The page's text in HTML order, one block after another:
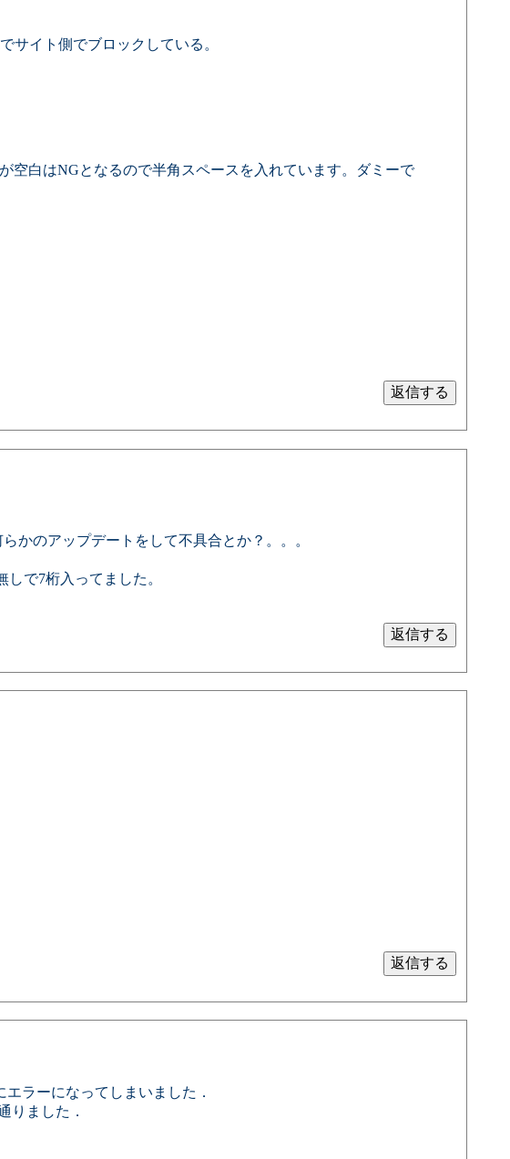
サイト側でブロックしている。
空白はNGとなるので半角スペースを入れています。ダミーで
かのアップデートをして不具合とか？。。。
で7桁入ってました。
ラーになってしまいました．
りました．